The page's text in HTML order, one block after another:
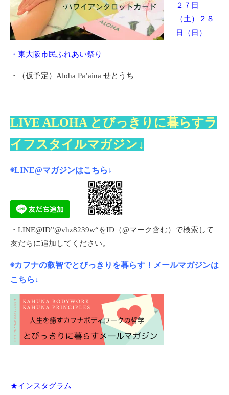
２７日
（土）２８
日（日）
・東大阪市民ふれあい祭り
・（仮予定）Aloha Pa’aina せとうち
LIVE ALOHA とびっきりに暮らすラ
イフスタイルマガジン↓
◉LINE@マガジンはこちら ↓
・LINE@ID”@vhz8239w“をID（@マーク含む）で検索して
友だちに追加してください。
◉カフナの叡智でとびっきりを暮らす！メールマガジンは
こちら↓
★インスタグラム